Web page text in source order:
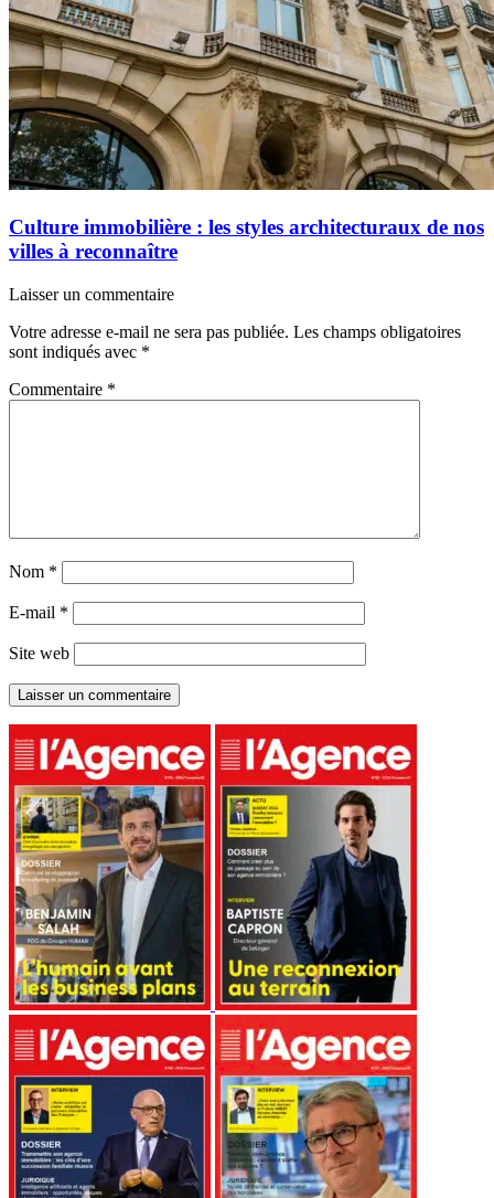
Culture immobilière : les styles architecturaux de nos
villes à reconnaître
Laisser un commentaire
Votre adresse e-mail ne sera pas publiée. Les champs obligatoires
sont indiqués avec *
Commentaire *
Nom *
E-mail *
Site web